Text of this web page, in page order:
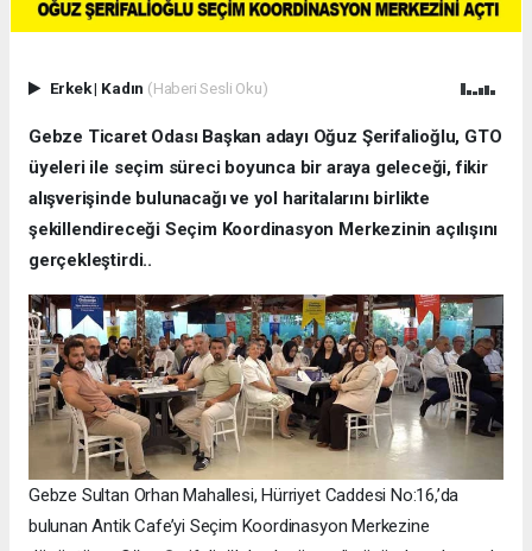
Erkek| Kadın (Haberi Sesli Oku)
Gebze Ticaret Odası Başkan adayı Oğuz Şerifalioğlu, GTO
üyeleri ile seçim süreci boyunca bir araya geleceği, fikir
alışverişinde bulunacağı ve yol haritalarını birlikte
şekillendireceği Seçim Koordinasyon Merkezinin açılışını
gerçekleştirdi..
Gebze Sultan Orhan Mahallesi, Hürriyet Caddesi No:16,’da
bulunan Antik Cafe’yi Seçim Koordinasyon Merkezine